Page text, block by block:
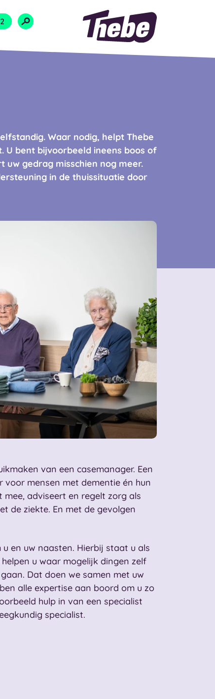
Naar homepage
Waar nodig, helpt Thebe
U bent bijvoorbeeld ineens boos of
gedrag misschien nog meer.
in de thuissituatie door
van een casemanager. Een
mensen met dementie én hun
adviseert en regelt zorg als
de ziekte. En met de gevolgen
en uw naasten. Hierbij staat u als
u waar mogelijk dingen zelf
Dat doen we samen met uw
alle expertise aan boord om u zo
hulp in van een specialist
specialist.